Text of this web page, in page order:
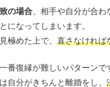
の場合、相手や自分が合わ
になってしまいます。
極めた上で、 直さなければ
番復縁が難しいパターンで
自分がきちんと離婚をし、